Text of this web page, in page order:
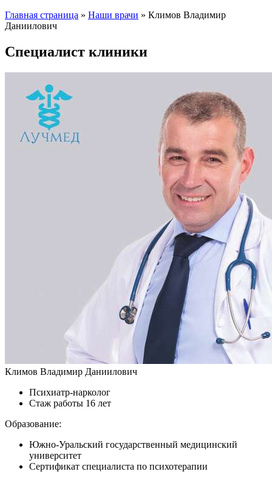
Главная страница » Наши врачи » Климов Владимир
Даниилович
Специалист клиники
Климов Владимир Даниилович
Психиатр-нарколог
Стаж работы 16 лет
Образование:
Южно-Уральский государственный медицинский
университет
Сертификат специалиста по психотерапии